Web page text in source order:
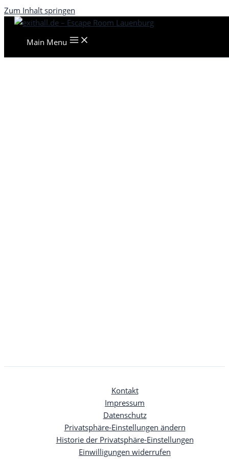
Zum Inhalt springen
Main Menu
Kontakt
Impressum
Datenschutz
Privatsphäre-Einstellungen ändern
Historie der Privatsphäre-Einstellungen
Einwilligungen widerrufen